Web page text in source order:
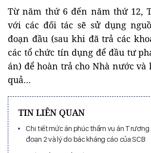
Từ năm thứ 6 đến năm thứ 12,
với các đối tác sẽ sử dụng
đoạn đầu (sau khi đã trả các
các tổ chức tín dụng để đầu tư
án) để hoàn trả cho Nhà nước và
quả…
TIN LIÊN QUAN
Chi tiết mức án phúc thẩm vụ án Trương
đoạn 2 và lý do bác kháng cáo của SCB